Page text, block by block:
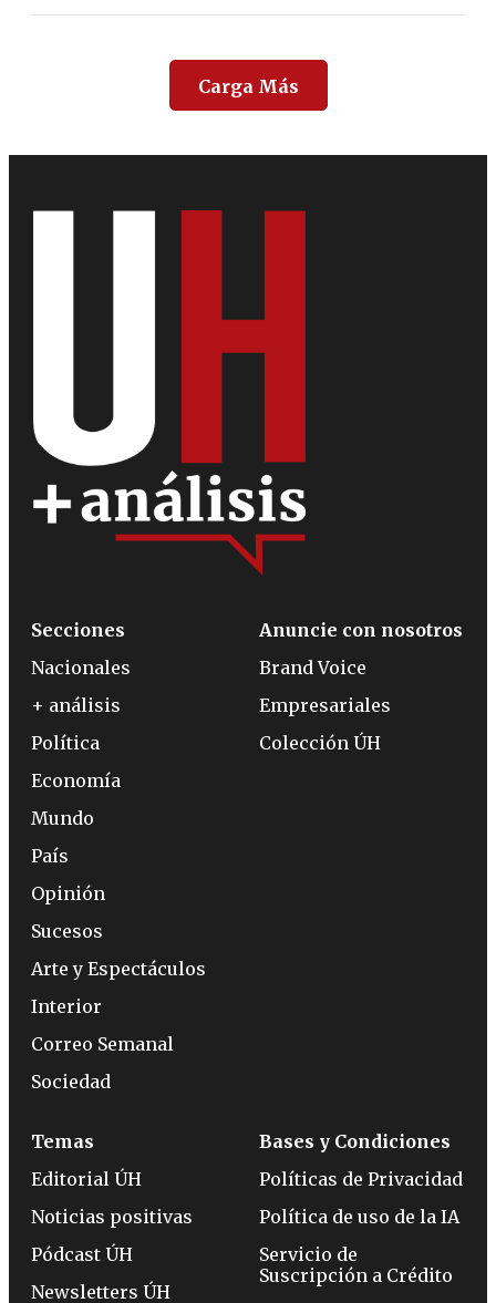
Carga Más
Secciones
Nacionales
+ análisis
Política
Economía
Mundo
País
Opinión
Sucesos
Arte y Espectáculos
Interior
Correo Semanal
Sociedad
Anuncie con nosotros
Brand Voice
Empresariales
Colección ÚH
Temas
Editorial ÚH
Noticias positivas
Pódcast ÚH
Newsletters ÚH
Bases y Condiciones
Políticas de Privacidad
Política de uso de la IA
Servicio de
Suscripción a Crédito